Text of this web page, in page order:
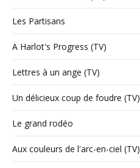
Les Partisans
A Harlot's Progress (TV)
Lettres à un ange (TV)
Un délicieux coup de foudre (TV)
Le grand rodéo
Aux couleurs de l'arc-en-ciel (TV)